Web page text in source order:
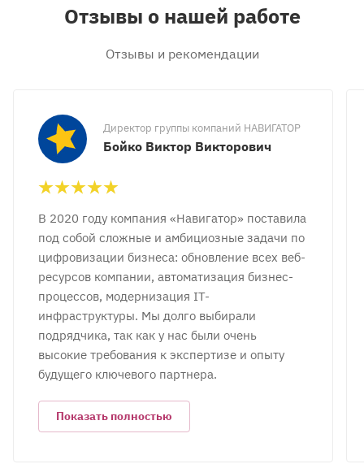
Отзывы о нашей работе
Отзывы и рекомендации
Директор группы компаний НАВИГАТОР
Бойко Виктор Викторович
В 2020 году компания «Навигатор» поставила
под собой сложные и амбициозные задачи по
цифровизации бизнеса: обновление всех веб-
ресурсов компании, автоматизация бизнес-
процессов, модернизация IT-
инфраструктуры. Мы долго выбирали
подрядчика, так как у нас были очень
высокие требования к экспертизе и опыту
будущего ключевого партнера.
Показать полностью